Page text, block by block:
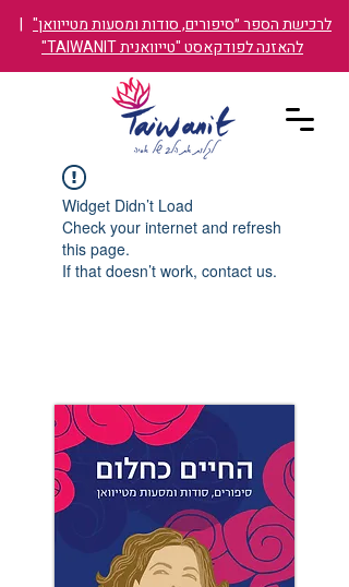
לרכישת הספר ״סיפורים, סודות ומסעות מטייוואן" |
להאזנה לפודקאסט "טייוואנית TAIWANIT"
Widget Didn’t Load
Check your internet and refresh
this page.
If that doesn’t work, contact us.